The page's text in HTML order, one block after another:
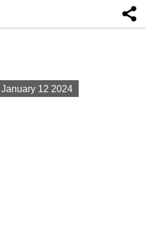
January 12 2024